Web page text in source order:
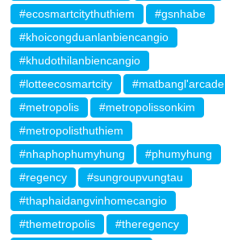
#ecosmartcitythuthiem
#gsnhabe
#khoicongduanlanbiencangio
#khudothilanbiencangio
#lotteecosmartcity
#matbangl'arcade
#metropolis
#metropolissonkim
#metropolisthuthiem
#nhaphophumyhung
#phumyhung
#regency
#sungroupvungtau
#thaphaidangvinhomecangio
#themetropolis
#theregency